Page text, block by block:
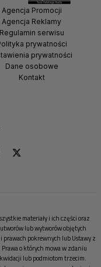
Agencja Promocji
Agencja Reklamy
Regulamin serwisu
prywatności
prywatności
Dane osobowe
Kontakt
materiały i ich części oraz
lub wytworów objętych
prawach pokrewnych lub Ustawy z
Prawa o których mowa w zdaniu
lub podmiotom trzecim.